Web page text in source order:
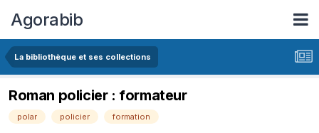
Agorabib
La bibliothèque et ses collections
Roman policier : formateur
polar policier formation